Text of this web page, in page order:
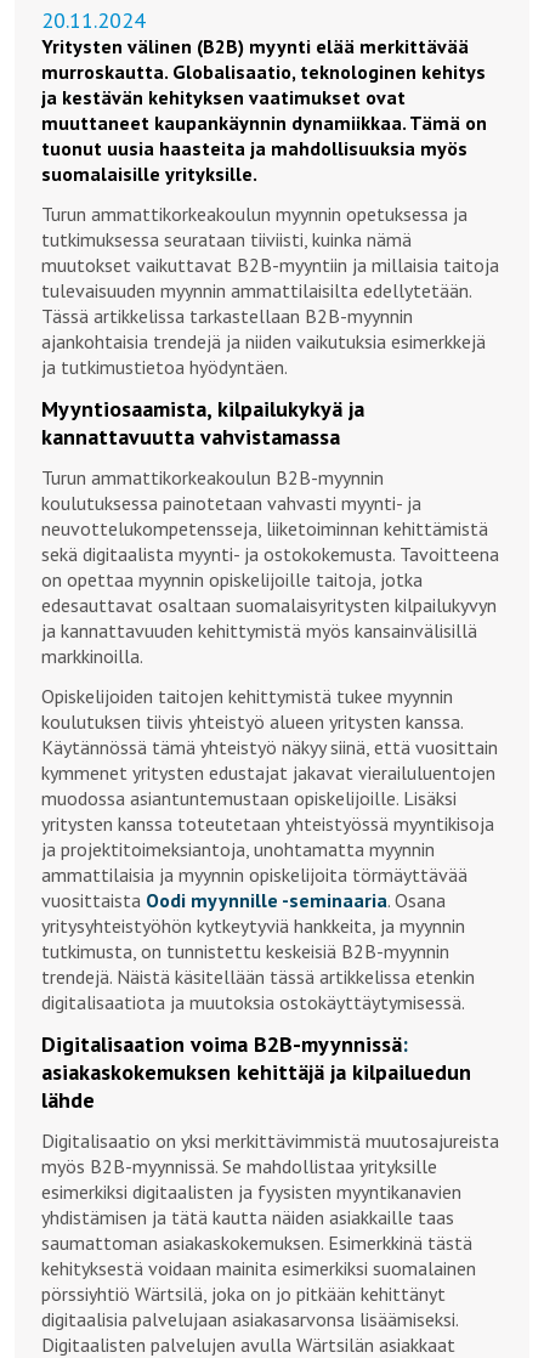
20.11.2024
Yritysten välinen (B2B) myynti elää merkittävää
murroskautta. Globalisaatio, teknologinen kehitys
ja kestävän kehityksen vaatimukset ovat
muuttaneet kaupankäynnin dynamiikkaa. Tämä on
tuonut uusia haasteita ja mahdollisuuksia myös
suomalaisille yrityksille.
Turun ammattikorkeakoulun myynnin opetuksessa ja
tutkimuksessa seurataan tiiviisti, kuinka nämä
muutokset vaikuttavat B2B-myyntiin ja millaisia taitoja
tulevaisuuden myynnin ammattilaisilta edellytetään.
Tässä artikkelissa tarkastellaan B2B-myynnin
ajankohtaisia trendejä ja niiden vaikutuksia esimerkkejä
ja tutkimustietoa hyödyntäen.
Myyntiosaamista, kilpailukykyä ja
kannattavuutta vahvistamassa
Turun ammattikorkeakoulun B2B-myynnin
koulutuksessa painotetaan vahvasti myynti- ja
neuvottelukompetensseja, liiketoiminnan kehittämistä
sekä digitaalista myynti- ja ostokokemusta. Tavoitteena
on opettaa myynnin opiskelijoille taitoja, jotka
edesauttavat osaltaan suomalaisyritysten kilpailukyvyn
ja kannattavuuden kehittymistä myös kansainvälisillä
markkinoilla.
Opiskelijoiden taitojen kehittymistä tukee myynnin
koulutuksen tiivis yhteistyö alueen yritysten kanssa.
Käytännössä tämä yhteistyö näkyy siinä, että vuosittain
kymmenet yritysten edustajat jakavat vierailuluentojen
muodossa asiantuntemustaan opiskelijoille. Lisäksi
yritysten kanssa toteutetaan yhteistyössä myyntikisoja
ja projektitoimeksiantoja, unohtamatta myynnin
ammattilaisia ja myynnin opiskelijoita törmäyttävää
vuosittaista Oodi myynnille -seminaaria. Osana
yritysyhteistyöhön kytkeytyviä hankkeita, ja myynnin
tutkimusta, on tunnistettu keskeisiä B2B-myynnin
trendejä. Näistä käsitellään tässä artikkelissa etenkin
digitalisaatiota ja muutoksia ostokäyttäytymisessä.
Digitalisaation voima B2B-myynnissä:
asiakaskokemuksen kehittäjä ja kilpailuedun
lähde
Digitalisaatio on yksi merkittävimmistä muutosajureista
myös B2B-myynnissä. Se mahdollistaa yrityksille
esimerkiksi digitaalisten ja fyysisten myyntikanavien
yhdistämisen ja tätä kautta näiden asiakkaille taas
saumattoman asiakaskokemuksen. Esimerkkinä tästä
kehityksestä voidaan mainita esimerkiksi suomalainen
pörssiyhtiö Wärtsilä, joka on jo pitkään kehittänyt
digitaalisia palvelujaan asiakasarvonsa lisäämiseksi.
Digitaalisten palvelujen avulla Wärtsilän asiakkaat